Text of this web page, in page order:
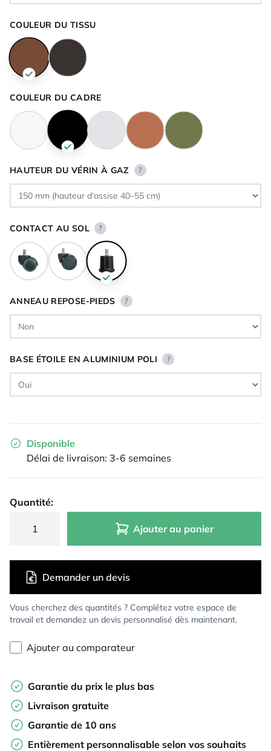
COULEUR DU TISSU
COULEUR DU CADRE
HAUTEUR DU VÉRIN À GAZ ?
CONTACT AU SOL ?
ANNEAU REPOSE-PIEDS ?
BASE ÉTOILE EN ALUMINIUM POLI ?
Disponible
Délai de livraison: 3-6 semaines
Quantité:
Ajouter au panier
Vous cherchez des quantités ? Complétez votre espace de
travail et demandez un devis personnalisé dès maintenant.
Demander un devis
Ajouter au comparateur
Garantie du prix le plus bas
Livraison gratuite
Garantie de 10 ans
Entièrement personnalisable selon vos souhaits